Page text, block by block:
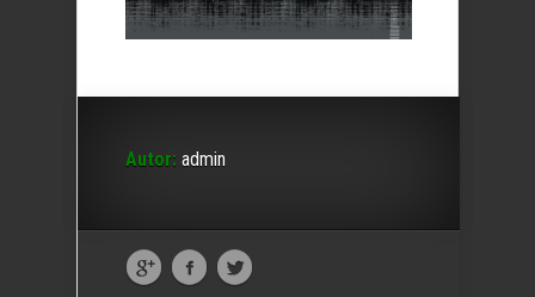
Autor: admin